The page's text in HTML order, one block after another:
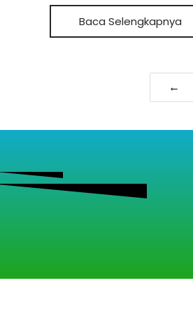
Baca Selengkapnya
←